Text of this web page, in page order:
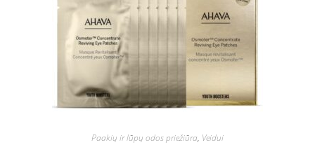
Paakių ir lūpų odos priežiūra, Veidui